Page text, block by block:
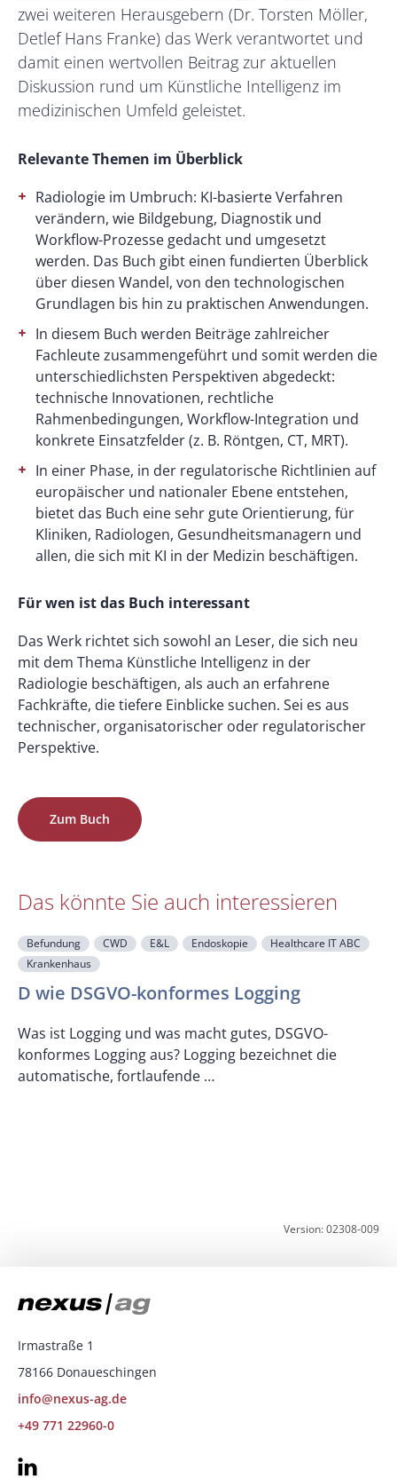
zwei weiteren Herausgebern (Dr. Torsten Möller,
Detlef Hans Franke) das Werk verantwortet und
damit einen wertvollen Beitrag zur aktuellen
Diskussion rund um Künstliche Intelligenz im
medizinischen Umfeld geleistet.
Relevante Themen im Überblick
Radiologie im Umbruch: KI-basierte Verfahren
verändern, wie Bildgebung, Diagnostik und
Workflow-Prozesse gedacht und umgesetzt
werden. Das Buch gibt einen fundierten Überblick
über diesen Wandel, von den technologischen
Grundlagen bis hin zu praktischen Anwendungen.
In diesem Buch werden Beiträge zahlreicher
Fachleute zusammengeführt und somit werden die
unterschiedlichsten Perspektiven abgedeckt:
technische Innovationen, rechtliche
Rahmenbedingungen, Workflow-Integration und
konkrete Einsatzfelder (z. B. Röntgen, CT, MRT).
In einer Phase, in der regulatorische Richtlinien auf
europäischer und nationaler Ebene entstehen,
bietet das Buch eine sehr gute Orientierung, für
Kliniken, Radiologen, Gesundheitsmanagern und
allen, die sich mit KI in der Medizin beschäftigen.
Für wen ist das Buch interessant
Das Werk richtet sich sowohl an Leser, die sich neu
mit dem Thema Künstliche Intelligenz in der
Radiologie beschäftigen, als auch an erfahrene
Fachkräfte, die tiefere Einblicke suchen. Sei es aus
technischer, organisatorischer oder regulatorischer
Perspektive.
Zum Buch
Das könnte Sie auch interessieren
Befundung CWD E&L Endoskopie
Healthcare IT ABC
Krankenhaus
D wie DSGVO-konformes Logging
Was ist Logging und was macht gutes, DSGVO-
konformes Logging aus? Logging bezeichnet die
automatische, fortlaufende …
Version: 02308-009
Irmastraße 1
78166 Donaueschingen
info@nexus-ag.de
+49 771 22960-0